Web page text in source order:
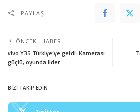
PAYLAŞ
ÖNCEKI HABER
vivo Y35 Türkiye’ye geldi: Kamerası
güçlü, oyunda lider
BİZİ TAKİP EDİN